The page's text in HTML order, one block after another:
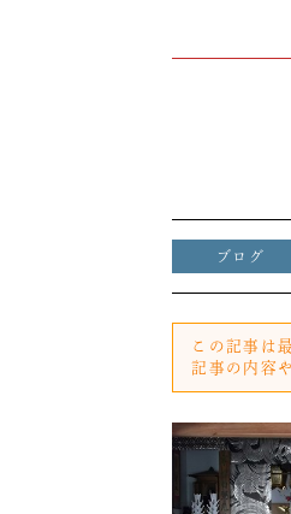
ブログ
この記事は
記事の内容